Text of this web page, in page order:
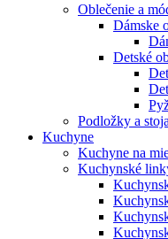
Oblečenie a
Dámske
Detské
Podložky a
Kuchyne
Kuchyne na
Kuchynské